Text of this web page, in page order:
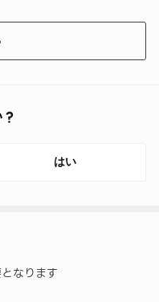
はい
なります